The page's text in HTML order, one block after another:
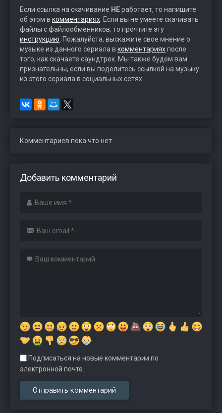
Если ссылка на скачивание НЕработает, то напишите
об этом в комментариях . Если вы не умеете скачивать
файлы с файлообменников, то прочтите эту
инструкцию . Пожалуйста, выскажите свое мнение о
музыке из данного сериала в комментарияхпосле
того, как скачаете саундтрек. Мы также будем вам
признательны, если вы поделитесь ссылкой на музыку
из этого сериала в социальных сетях.
Комментариев пока что нет.
Добавить комментарий
Подписаться на новые комментарии по
электронной почте.